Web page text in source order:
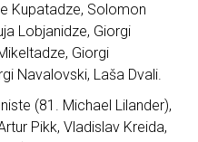
Kupatadze, Solomon
Lobjanidze, Giorgi
Giorgi
Navalovski, Laša Dvali.
(81. Michael Lilander),
Pikk, Vladislav Kreida,